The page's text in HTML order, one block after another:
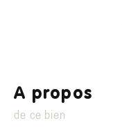
a propos
de ce bien